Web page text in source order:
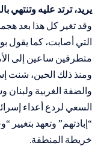
يريد، ترتد عليه وتنتهي
التي أصابت، كما يقول
متطرفين ساعين إلى
ومنذ ذلك الحين، شنت
والضفة الغربية ولبنان
السعي لردع أعداء
“إبادتهم” وتعهد
خريطة المنطقة.